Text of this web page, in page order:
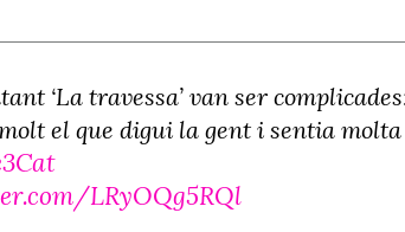
‘La travessa’ van ser
el que digui la gent i sentia molta
LRyOQg5RQl